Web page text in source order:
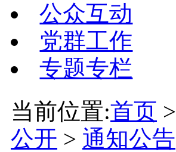
公众互动
党群工作
专题专栏
当前位置:首页 >
公开 > 通知公告